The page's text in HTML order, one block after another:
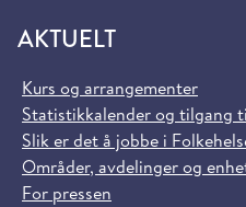
AKTUELT
Kurs og arrangementer
Statistikkalender og tilgang
Slik er det å jobbe i
Områder, avdelinger og
For pressen